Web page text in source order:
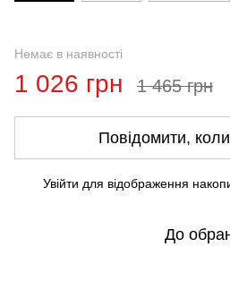
Немає в наявності
1 026 грн 1 465 грн
Повідомити,
Увійти для відображення
До